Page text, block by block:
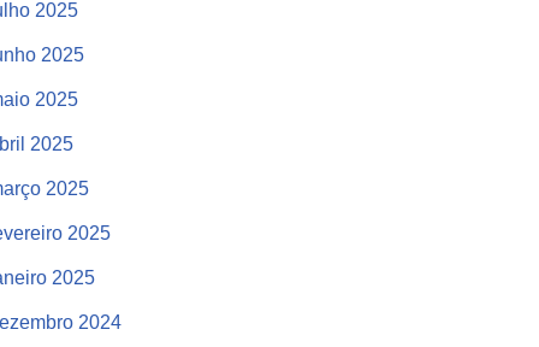
2025
2025
2025
2025
2025
2025
2025
2024